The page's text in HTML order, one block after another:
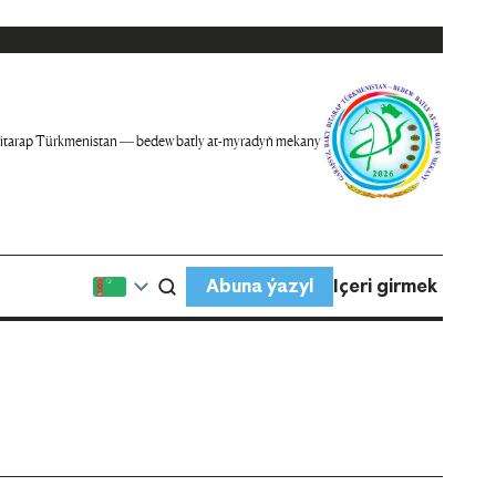
Türkmenistan — bedew batly at-myradyň mekany
Abuna ýazyl Içeri girmek